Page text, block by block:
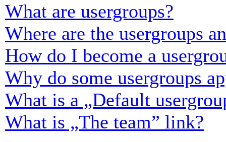
What are usergroups?
Where are the usergroups
How do I become a
Why do some usergroups
What is a „Default
What is „The team” link?